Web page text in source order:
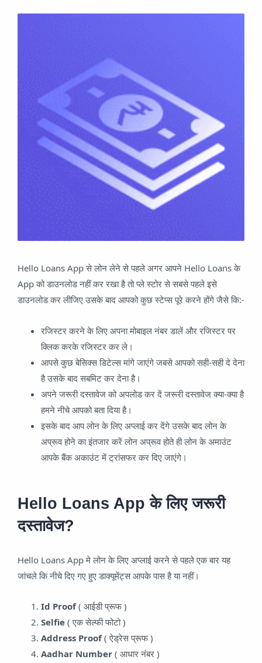
Hello Loans App से लोन लेने से पहले अगर आपने Hello Loans के
App को डाउनलोड नहीं कर रखा है तो प्ले स्टोर से सबसे पहले इसे
डाउनलोड कर लीजिए उसके बाद आपको कुछ स्टेप्स पूरे करने होंगे जैसे कि:-
रजिस्टर करने के लिए अपना मोबाइल नंबर डालें और रजिस्टर पर
क्लिक करके रजिस्टर कर ले।
आपसे कुछ बेसिक्स डिटेल्स मांगे जाएंगे जबसे आपको सही-सही दे देना
है उसके बाद सबमिट कर देना है।
अपने जरूरी दस्तावेज को अपलोड कर दें जरूरी दस्तावेज क्या-क्या है
हमने नीचे आपको बता दिया है।
इसके बाद आप लोन के लिए अप्लाई कर देंगे उसके बाद लोन के
अप्रूव होने का इंतजार करें लोन अप्रूव होते ही लोन के अमाउंट
आपके बैंक अकाउंट में ट्रांसफर कर दिए जाएंगे।
Hello Loans App के लिए जरूरी
दस्तावेज?
Hello Loans App मे लोन के लिए अप्लाई करने से पहले एक बार यह
जांचले कि नीचे दिए गए हुए डाक्यूमेंट्स आपके पास है या नहीं।
Id Proof( आईडी प्रूफ )
Selfie ( एक सेल्फी फोटो )
Address Proof( ऐड्रेस प्रूफ )
Aadhar Number ( आधार नंबर )